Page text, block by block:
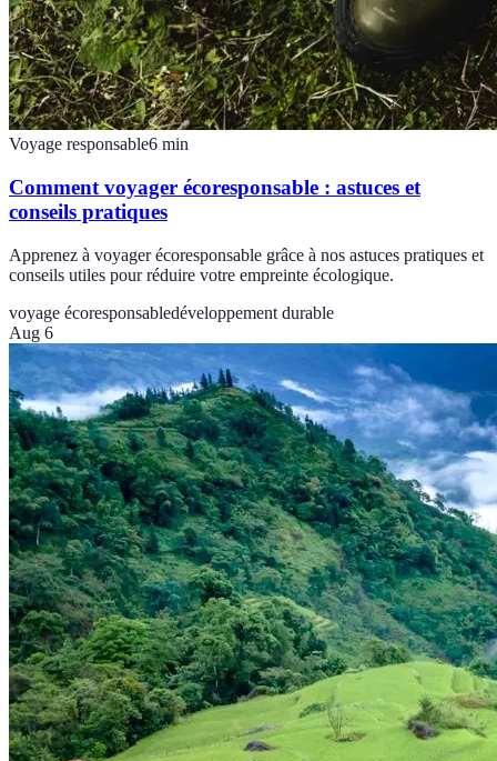
Voyage responsable6 min
Comment voyager écoresponsable : astuces et
conseils pratiques
Apprenez à voyager écoresponsable grâce à nos astuces pratiques et
conseils utiles pour réduire votre empreinte écologique.
voyage écoresponsabledéveloppement durable
Aug 6